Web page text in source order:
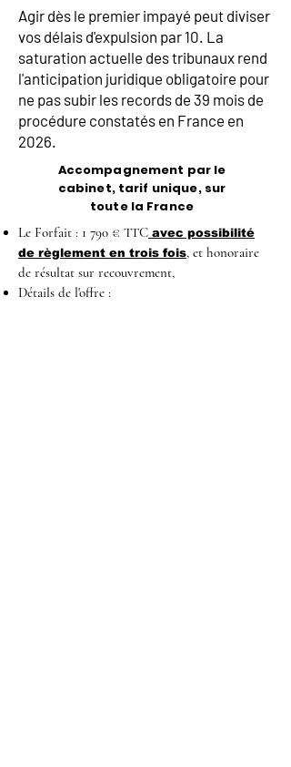
Agir dès le premier impayé peut diviser
vos délais d'expulsion par 10. La
saturation actuelle des tribunaux rend
l'anticipation juridique obligatoire pour
ne pas subir les records de 39 mois de
procédure constatés en France en
2026.
Accompagnement par le
cabinet, tarif unique, sur
toute la France
Le Forfait : 1 790 € TTC avec possibilité
de règlement en trois fois, et honoraire
de résultat sur recouvrement,
Détails de l'offre :